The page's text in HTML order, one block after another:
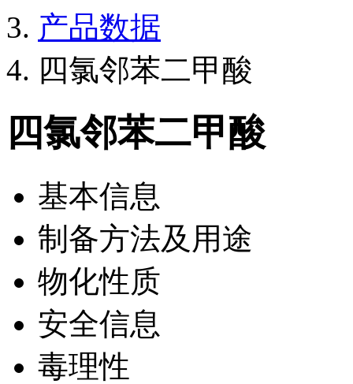
产品数据
四氯邻苯二甲酸
四氯邻苯二甲酸
基本信息
制备方法及用途
物化性质
安全信息
毒理性